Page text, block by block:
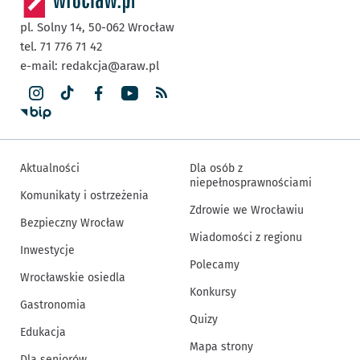
pl. Solny 14, 50-062 Wrocław
tel. 71 776 71 42
e-mail: redakcja@araw.pl
Aktualności
Komunikaty i ostrzeżenia
Bezpieczny Wrocław
Inwestycje
Wrocławskie osiedla
Gastronomia
Edukacja
Dla osób z
niepełnosprawnościami
Zdrowie we Wrocławiu
Wiadomości z regionu
Polecamy
Konkursy
Quizy
Mapa strony